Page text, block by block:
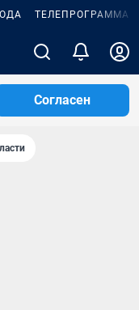
ТЕЛЕПРОГРАММА
Согласен